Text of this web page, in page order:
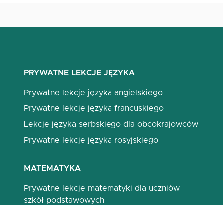
PRYWATNE LEKCJE JĘZYKA
Prywatne lekcje języka angielskiego
Prywatne lekcje języka francuskiego
Lekcje języka serbskiego dla obcokrajowców
Prywatne lekcje języka rosyjskiego
MATEMATYKA
Prywatne lekcje matematyki dla uczniów
szkół podstawowych